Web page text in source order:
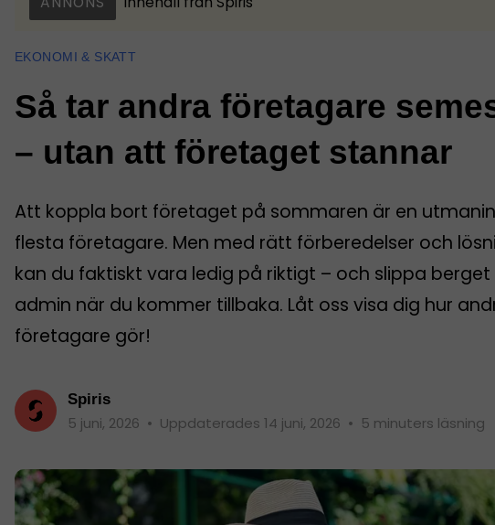
EKONOMI & SKATT
Så tar andra företagare
– utan att företaget stannar
Att koppla bort företaget på sommaren är en
flesta företagare. Men med rätt förberedelser och
kan du faktiskt vara ledig på riktigt – och slippa berget
admin när du kommer tillbaka. Låt oss visa dig hur
företagare gör!
Spiris
5 juni, 2026 • Uppdaterades 14 juni, 2026 • 5 minuters läsning